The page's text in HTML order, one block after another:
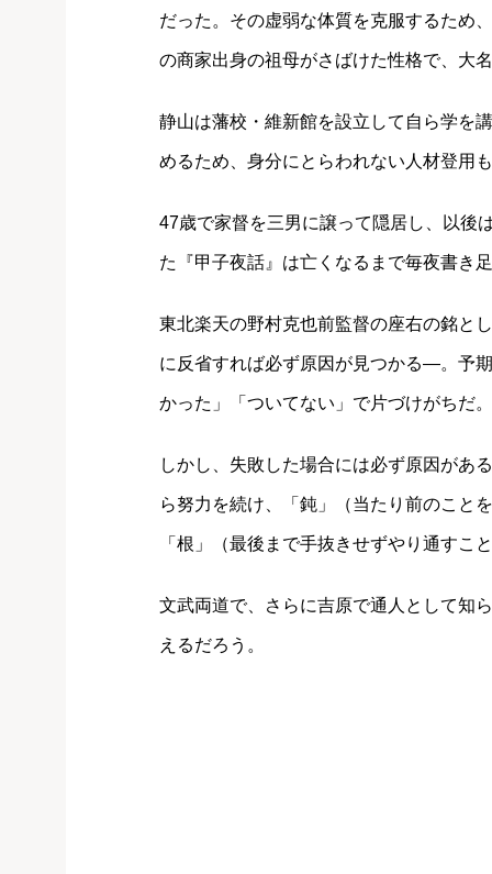
だった。その虚弱な体質を克服するため
の商家出身の祖母がさばけた性格で、大
静山は藩校・維新館を設立して自ら学を
めるため、身分にとらわれない人材登用
47歳で家督を三男に譲って隠居し、以後
た『甲子夜話』は亡くなるまで毎夜書き
東北楽天の野村克也前監督の座右の銘と
に反省すれば必ず原因が見つかる―。予
かった」「ついてない」で片づけがちだ。
しかし、失敗した場合には必ず原因があ
ら努力を続け、「鈍」（当たり前のこと
「根」（最後まで手抜きせずやり通すこ
文武両道で、さらに吉原で通人として知
えるだろう。